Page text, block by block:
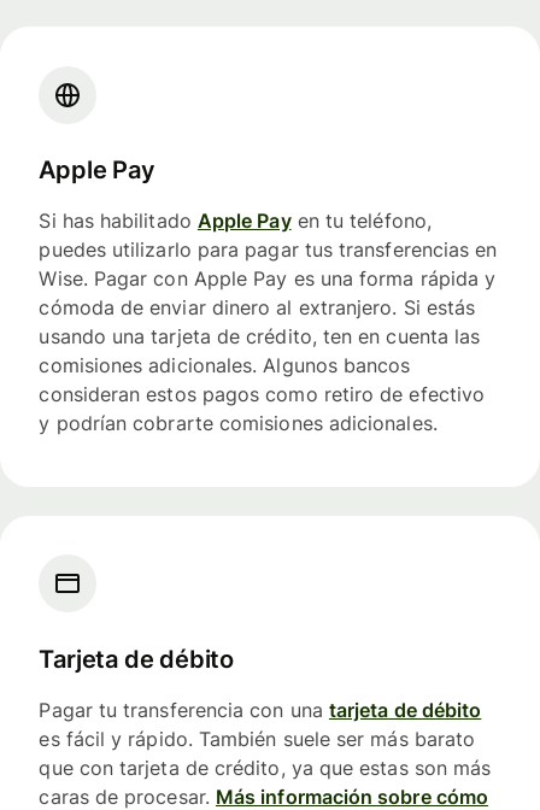
Apple Pay
Si has habilitado Apple Payen tu teléfono,
puedes utilizarlo para pagar tus transferencias en
Wise. Pagar con Apple Pay es una forma rápida y
cómoda de enviar dinero al extranjero. Si estás
usando una tarjeta de crédito, ten en cuenta las
comisiones adicionales. Algunos bancos
consideran estos pagos como retiro de efectivo
y podrían cobrarte comisiones adicionales.
Tarjeta de débito
Pagar tu transferencia con una tarjeta de débito
es fácil y rápido. También suele ser más barato
que con tarjeta de crédito, ya que estas son más
caras de procesar. Más información sobre cómo